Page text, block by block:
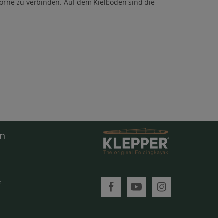
zu verbinden. Auf dem Kielboden sind die